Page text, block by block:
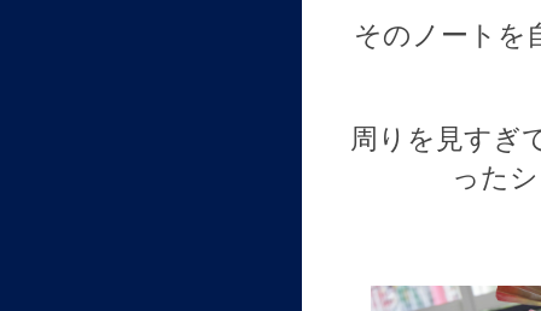
そのノートを
周りを見すぎ
った